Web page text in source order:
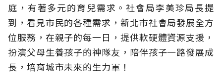
庭，有著多元的育兒需求。社會局李美珍局長提
到，看見市民的各種需求，新北市社會局發展全方
位服務，在親子的每一日，提供軟硬體資源支援，
扮演父母生養孩子的神隊友，陪伴孩子一路發展成
長，培育城市未來的生力軍！